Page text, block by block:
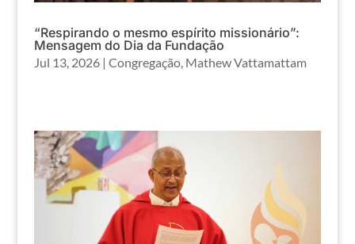
“Respirando o mesmo espírito missionário”:
Mensagem do Dia da Fundação
Jul 13, 2026| Congregação, Mathew Vattamattam